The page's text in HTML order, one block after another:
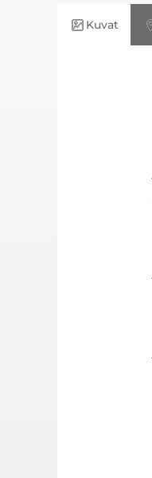
Kuvat